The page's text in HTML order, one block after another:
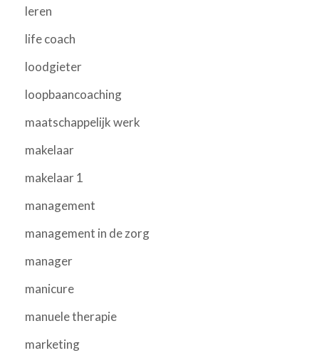
leren
life coach
loodgieter
loopbaancoaching
maatschappelijk werk
makelaar
makelaar 1
management
management in de zorg
manager
manicure
manuele therapie
marketing